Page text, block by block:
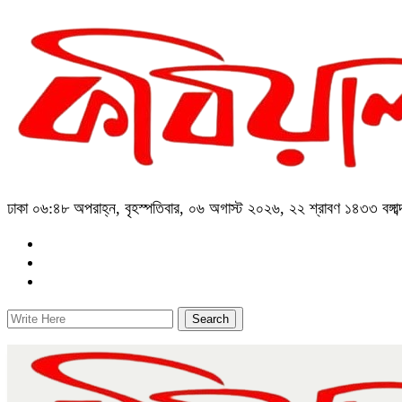
ঢাকা ০৬:৪৮ অপরাহ্ন, বৃহস্পতিবার, ০৬ অগাস্ট ২০২৬, ২২ শ্রাবণ ১৪৩৩